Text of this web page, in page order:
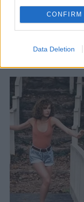
CONFIRM
Data Deletion